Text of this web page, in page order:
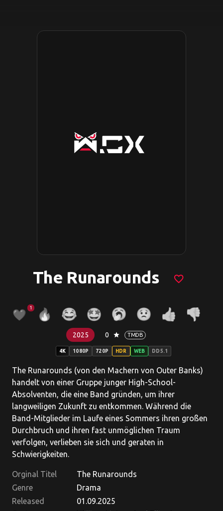
The Runarounds favorite_border
1
2025 0 star TMDB
4K 1080P 720P HDR WEB DD5.1
The Runarounds (von den Machern von Outer Banks)
handelt von einer Gruppe junger High-School-
Absolventen, die eine Band gründen, um ihrer
langweiligen Zukunft zu entkommen. Während die
Band-Mitglieder im Laufe eines Sommers ihren großen
Durchbruch und ihren fast unmöglichen Traum
verfolgen, verlieben sie sich und geraten in
Schwierigkeiten.
Orginal Titel
The Runarounds
Genre
Drama
Released
01.09.2025